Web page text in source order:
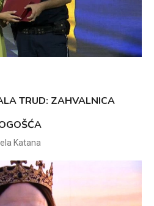
TRUD: ZAHVALNICA
Katana